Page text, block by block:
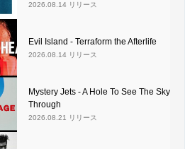
2026.08.14 リリース
Evil Island - Terraform the Afterlife
2026.08.14 リリース
Mystery Jets - A Hole To See The Sky
Through
2026.08.21 リリース